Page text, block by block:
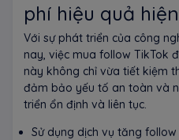
phí hiệu quả
Với sự phát triển của công
nay, việc mua follow TikTok
này không chỉ vừa tiết kiệm
đảm bảo yếu tố an toàn và
triển ổn định và liên tục.
Sử dụng dịch vụ tăng